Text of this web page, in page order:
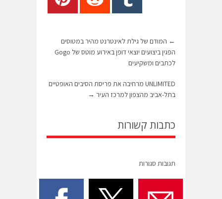
← המודם של גילת לאינטרנט מהיר במטוסים
הפגין ביצועים יוצאי דופן באירוע מוטס של Gogo
לכתבים ומשקיעים
UNLIMITED מרחיבה את פריסת הסיבים האופטיים
בתל-אביב מהצפון למרכז העיר →
כתבות קשורות
תגובות סגורות